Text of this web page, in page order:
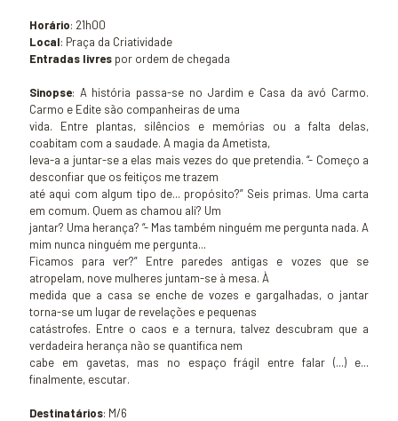
Horário: 21h00
Local: Praça da Criatividade
Entradas livres por ordem de chegada
Sinopse: A história passa-se no Jardim e Casa da avó Carmo.
Carmo e Edite são companheiras de uma
vida. Entre plantas, silêncios e memórias ou a falta delas,
coabitam com a saudade. A magia da Ametista,
leva-a a juntar-se a elas mais vezes do que pretendia. “- Começo a
desconfiar que os feitiços me trazem
até aqui com algum tipo de... propósito?” Seis primas. Uma carta
em comum. Quem as chamou ali? Um
jantar? Uma herança? “- Mas também ninguém me pergunta nada. A
mim nunca ninguém me pergunta...
Ficamos para ver?” Entre paredes antigas e vozes que se
atropelam, nove mulheres juntam-se à mesa. À
medida que a casa se enche de vozes e gargalhadas, o jantar
torna-se um lugar de revelações e pequenas
catástrofes. Entre o caos e a ternura, talvez descubram que a
verdadeira herança não se quantifica nem
cabe em gavetas, mas no espaço frágil entre falar (...) e...
finalmente, escutar.
Destinatários: M/6